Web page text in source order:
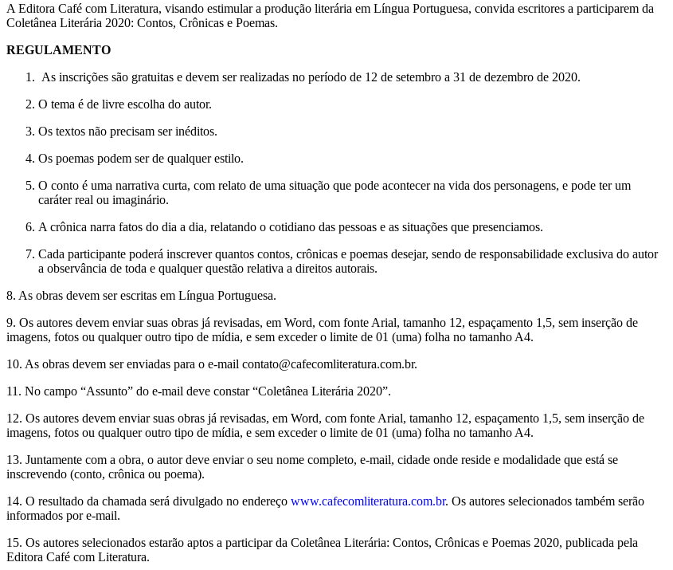
A Editora Café com Literatura, visando estimular a produção literária em Língua Portuguesa, convida escritores a participarem da
Coletânea Literária 2020: Contos, Crônicas e Poemas.
REGULAMENTO
As inscrições são gratuitas e devem ser realizadas no período de 12 de setembro a 31 de dezembro de 2020.
O tema é de livre escolha do autor.
Os textos não precisam ser inéditos.
Os poemas podem ser de qualquer estilo.
O conto é uma narrativa curta, com relato de uma situação que pode acontecer na vida dos personagens, e pode ter um
caráter real ou imaginário.
A crônica narra fatos do dia a dia, relatando o cotidiano das pessoas e as situações que presenciamos.
Cada participante poderá inscrever quantos contos, crônicas e poemas desejar, sendo de responsabilidade exclusiva do autor
a observância de toda e qualquer questão relativa a direitos autorais.
8. As obras devem ser escritas em Língua Portuguesa.
9. Os autores devem enviar suas obras já revisadas, em Word, com fonte Arial, tamanho 12, espaçamento 1,5, sem inserção de
imagens, fotos ou qualquer outro tipo de mídia, e sem exceder o limite de 01 (uma) folha no tamanho A4.
10. As obras devem ser enviadas para o e-mail contato@cafecomliteratura.com.br.
11. No campo “Assunto” do e-mail deve constar “Coletânea Literária 2020”.
12. Os autores devem enviar suas obras já revisadas, em Word, com fonte Arial, tamanho 12, espaçamento 1,5, sem inserção de
imagens, fotos ou qualquer outro tipo de mídia, e sem exceder o limite de 01 (uma) folha no tamanho A4.
13. Juntamente com a obra, o autor deve enviar o seu nome completo, e-mail, cidade onde reside e modalidade que está se
inscrevendo (conto, crônica ou poema).
14. O resultado da chamada será divulgado no endereço www.cafecomliteratura.com.br. Os autores selecionados também serão
informados por e-mail.
15. Os autores selecionados estarão aptos a participar da Coletânea Literária: Contos, Crônicas e Poemas 2020, publicada pela
Editora Café com Literatura.